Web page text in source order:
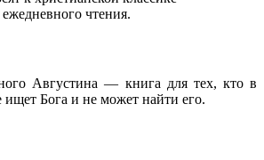
чтения.
Августина — книга для тех, кто в
Бога и не может найти его.